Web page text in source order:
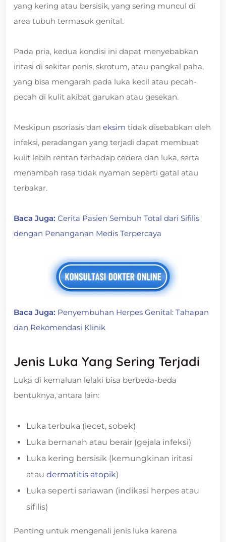
yang kering atau bersisik, yang sering muncul di
area tubuh termasuk genital.
Pada pria, kedua kondisi ini dapat menyebabkan
iritasi di sekitar penis, skrotum, atau pangkal paha,
yang bisa mengarah pada luka kecil atau pecah-
pecah di kulit akibat garukan atau gesekan.
Meskipun psoriasis dan eksim tidak disebabkan oleh
infeksi, peradangan yang terjadi dapat membuat
kulit lebih rentan terhadap cedera dan luka, serta
menambah rasa tidak nyaman seperti gatal atau
terbakar.
Baca Juga: Cerita Pasien Sembuh Total dari Sifilis
dengan Penanganan Medis Terpercaya
Baca Juga: Penyembuhan Herpes Genital: Tahapan
dan Rekomendasi Klinik
Jenis Luka Yang Sering Terjadi
Luka di kemaluan lelaki bisa berbeda-beda
bentuknya, antara lain:
Luka terbuka (lecet, sobek)
Luka bernanah atau berair (gejala infeksi)
Luka kering bersisik (kemungkinan iritasi
atau dermatitis atopik)
Luka seperti sariawan (indikasi herpes atau
sifilis)
Penting untuk mengenali jenis luka karena